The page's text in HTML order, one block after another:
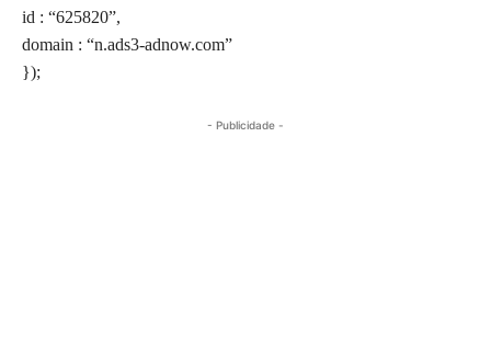
id : “625820”,
domain : “n.ads3-adnow.com”
});
- Publicidade -